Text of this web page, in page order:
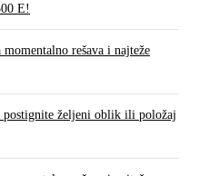
E!
rešava i najteže
željeni oblik ili položaj